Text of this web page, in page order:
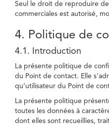
Seul le droit de reproduire
commerciales est autorisé,
4. Politique de
4.1. Introduction
La présente politique de
du Point de contact. Elle
qu’utilisateur du Point de
La présente politique
toutes les données à
dont elles sont recueillies,